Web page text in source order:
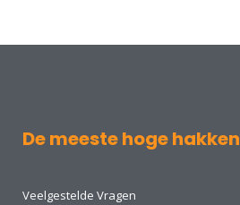
De meeste hoge hakken
Veelgestelde Vragen